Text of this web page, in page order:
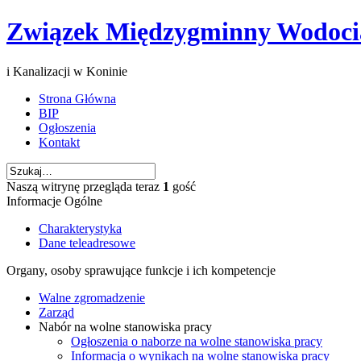
Związek Międzygminny
i Kanalizacji w Koninie
Strona Główna
BIP
Ogłoszenia
Kontakt
Naszą witrynę przegląda teraz 1 gość
Informacje Ogólne
Charakterystyka
Dane teleadresowe
Organy, osoby sprawujące funkcje i ich kompetencje
Walne zgromadzenie
Zarząd
Nabór na wolne stanowiska pracy
Ogłoszenia o naborze na wolne stanowiska pracy
Informacja o wynikach na wolne stanowiska pracy